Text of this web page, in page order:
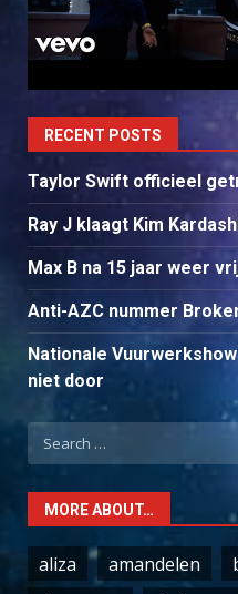
RECENT POSTS
Taylor Swift officieel
Ray J klaagt Kim
Max B na 15 jaar weer
Anti-AZC nummer
Nationale
niet door
Search
for:
MORE ABOUT…
aliza amandelen